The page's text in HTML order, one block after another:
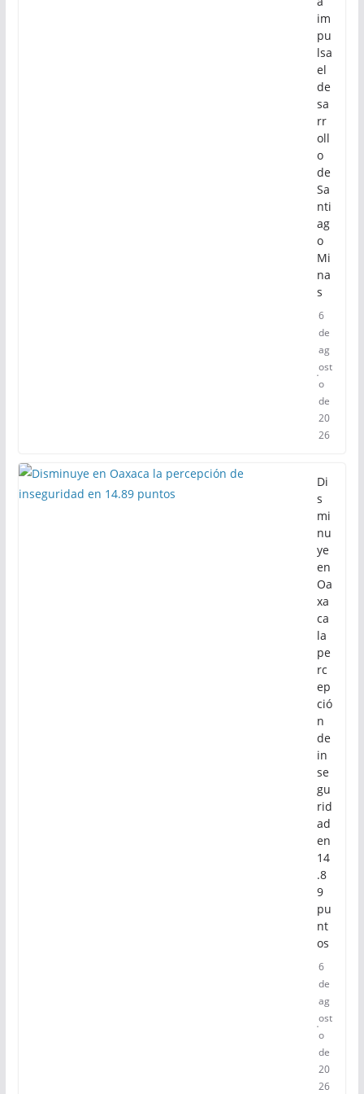
im
pu
lsa
el
de
sa
rr
oll
o
de
Sa
nti
ag
o
Mi
na
s
6
de
ag
ost
o
de
20
26
Di
s
mi
nu
ye
en
Oa
xa
ca
la
pe
rc
ep
ció
n
de
in
se
gu
rid
ad
en
14
.8
9
pu
nt
os
6
de
ag
ost
o
de
20
26